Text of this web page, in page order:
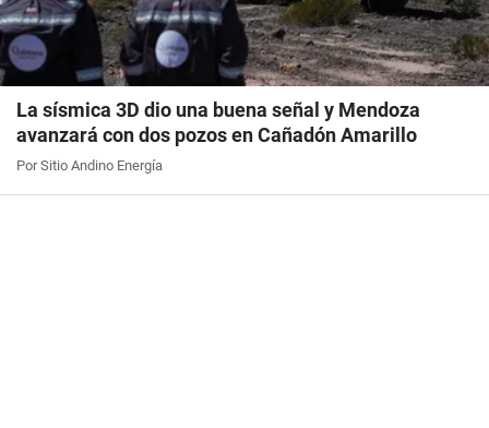
La sísmica 3D dio una buena señal y Mendoza
avanzará con dos pozos en Cañadón Amarillo
Por Sitio Andino Energía